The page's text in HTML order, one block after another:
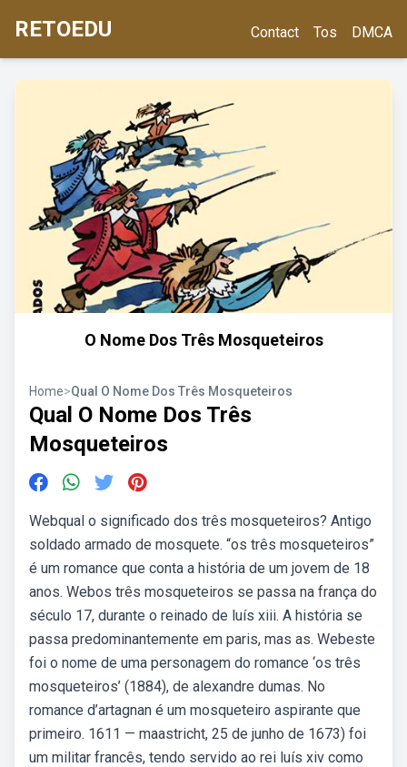
RETOEDU Contact Tos DMCA
O Nome Dos Três Mosqueteiros
Home>Qual O Nome Dos Três Mosqueteiros
Qual O Nome Dos Três
Mosqueteiros
Webqual o significado dos três mosqueteiros? Antigo
soldado armado de mosquete. “os três mosqueteiros”
é um romance que conta a história de um jovem de 18
anos. Webos três mosqueteiros se passa na frança do
século 17, durante o reinado de luís xiii. A história se
passa predominantemente em paris, mas as. Webeste
foi o nome de uma personagem do romance ‘os três
mosqueteiros’ (1884), de alexandre dumas. No
romance d’artagnan é um mosqueteiro aspirante que
primeiro. 1611 — maastricht, 25 de junho de 1673) foi
um militar francês, tendo servido ao rei luís xiv como